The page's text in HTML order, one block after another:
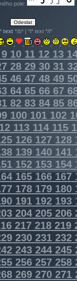
pole:
text*/b* | *i* text*/i*
10111213
28293031
46474849
64656667
82838485
100101102
113114115
126127 128
139140 141
152153154
165166167
178179180
191192193
204205206
217218219
230231232
243244245
256257258
269270271